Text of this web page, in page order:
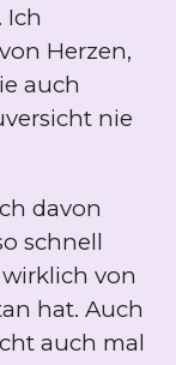
Ich
Herzen,
auch
nie
davon
schnell
von
hat. Auch
auch mal